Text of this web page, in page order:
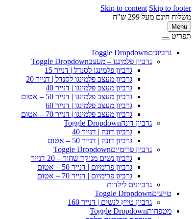
Skip to content Skip to footer
משלוח חינם מעל 299 ש"ח
Menu
תפריט
גרביוניםToggle Dropdown
גרביון פלמינגו – מעצבToggle Dropdown
גרביון פלמינגו לסנדל | דנייר 15
גרביון מעצב פלמינגו לסנדל | דנייר 20
גרביון מעצב פלמינגו | דנייר 40
גרביון מעצב פלמינגו | דנייר 50 – אטום
גרביון מעצב פלמינגו | דנייר 60
גרביון מעצב פלמינגו | דנייר 70 – אטום
גרביון דונהToggle Dropdown
גרביון דונה | דנייר 40
גרביון דונה | דנייר 50 – אטום
גרביון פרימיוםToggle Dropdown
גרביון נשים מנוקד שחור – 20 דנייר
גרביון פרימיום | דנייר 50 – אטום
גרביון פרימיום | דנייר 70 – אטום
גרביונים לילדות
טייציםToggle Dropdown
גרביון טייץ לנשים | דנייר 160
מטפחותToggle Dropdown